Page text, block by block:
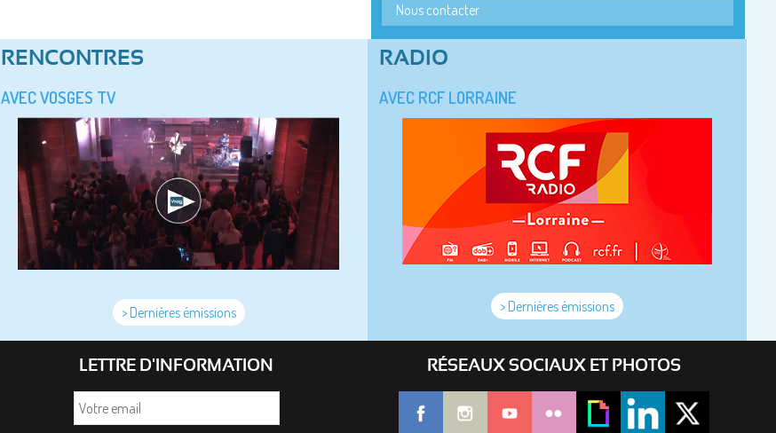
Nous contacter
RENCONTRES
AVEC VOSGES TV
> Dernières émissions
RADIO
AVEC RCF LORRAINE
> Dernières émissions
LETTRE D'INFORMATION RÉSEAUX SOCIAUX ET PHOTOS